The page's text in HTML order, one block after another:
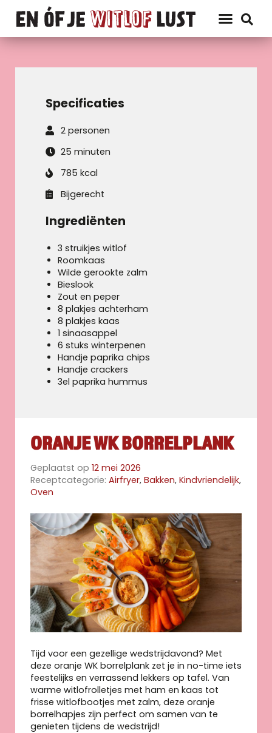
Specificaties
2 personen
25 minuten
785 kcal
Bijgerecht
Ingrediënten
3 struikjes witlof
Roomkaas
Wilde gerookte zalm
Bieslook
Zout en peper
8 plakjes achterham
8 plakjes kaas
1 sinaasappel
6 stuks winterpenen
Handje paprika chips
Handje crackers
3el paprika hummus
ORANJE WK BORRELPLANK
Geplaatst op 12 mei 2026
Receptcategorie: Airfryer, Bakken, Kindvriendelijk,
Oven
Tijd voor een gezellige wedstrijdavond? Met
deze oranje WK borrelplank zet je in no-time iets
feestelijks en verrassend lekkers op tafel. Van
warme witlofrolletjes met ham en kaas tot
frisse witlofbootjes met zalm, deze oranje
borrelhapjes zijn perfect om samen van te
genieten tijdens de wedstrijd!